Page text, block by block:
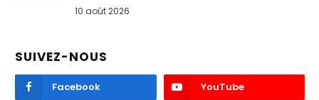
10 août 2026
SUIVEZ-NOUS
Facebook YouTube